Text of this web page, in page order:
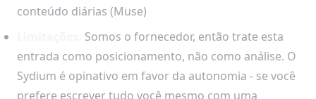
conteúdo diárias (Muse)
Somos o fornecedor, então trate esta
entrada como posicionamento, não como análise. O
Sydium é opinativo em favor da autonomia - se você
prefere escrever tudo você mesmo com uma